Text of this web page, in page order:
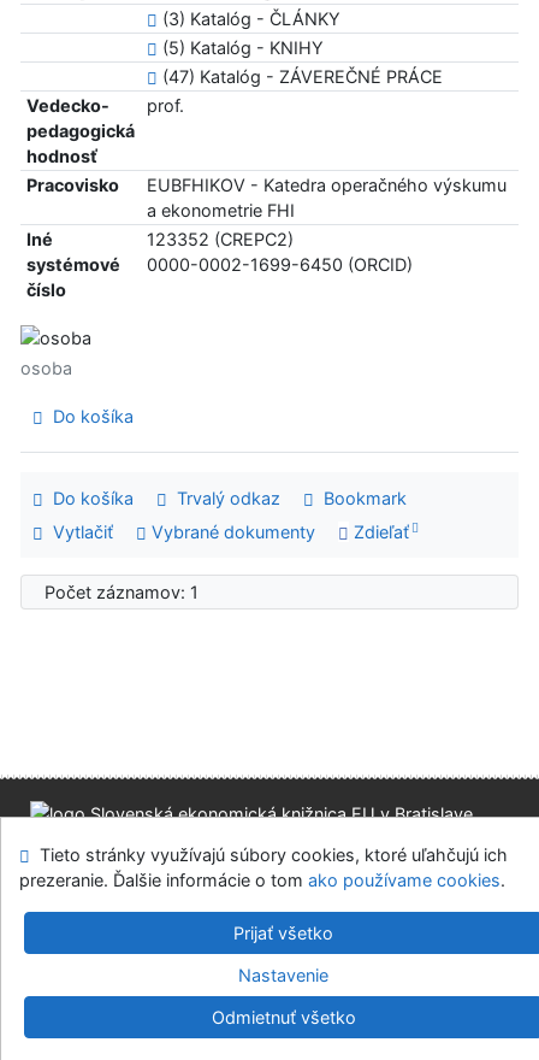
(3) Katalóg - ČLÁNKY
(5) Katalóg - KNIHY
(47) Katalóg - ZÁVEREČNÉ PRÁCE
Vedecko-
pedagogická
hodnosť
prof.
Pracovisko
EUBFHIKOV - Katedra operačného výskumu
a ekonometrie FHI
Iné
systémové
číslo
123352 (CREPC2)
0000-0002-1699-6450 (ORCID)
osoba
Do košíka
Do košíka Trvalý odkaz
Bookmark
Vytlačiť
Vybrané dokumenty Zdieľať
Počet záznamov: 1
Mapa stránok Prístupnosť
Súkromie
Modul OpenSearch
Napíšte nám Nastavenie cookies
Slovenská ekonomická knižnica EU v Bratislave
v.4.8.63a-Cosmotron Slovakia, s.r.o.
Tieto stránky využívajú súbory cookies, ktoré uľahčujú ich
prezeranie. Ďalšie informácie o tom ako používame cookies.
Prijať všetko
Nastavenie
Odmietnuť všetko